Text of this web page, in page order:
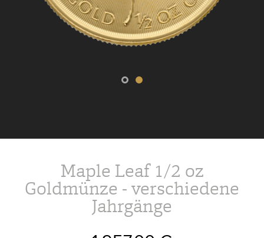
Maple Leaf 1/2 oz
Goldmünze - verschiedene
Jahrgänge